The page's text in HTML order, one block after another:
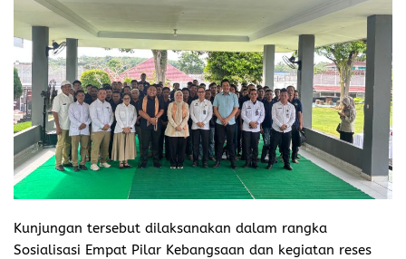
Kunjungan tersebut dilaksanakan dalam rangka
Sosialisasi Empat Pilar Kebangsaan dan kegiatan reses